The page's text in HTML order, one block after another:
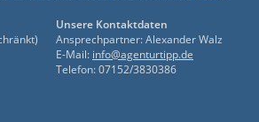
Unsere Kontaktdaten
Ansprechpartner: Alexander Walz
E-Mail: info@agenturtipp.de
Telefon: 07152/3830386